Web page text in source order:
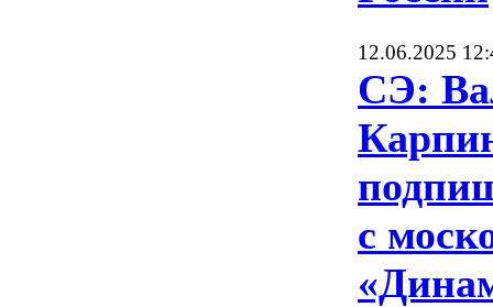
12.06.2025
СЭ:
с